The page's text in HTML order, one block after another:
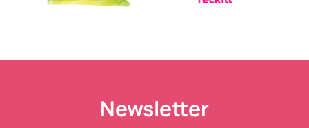
Newsletter